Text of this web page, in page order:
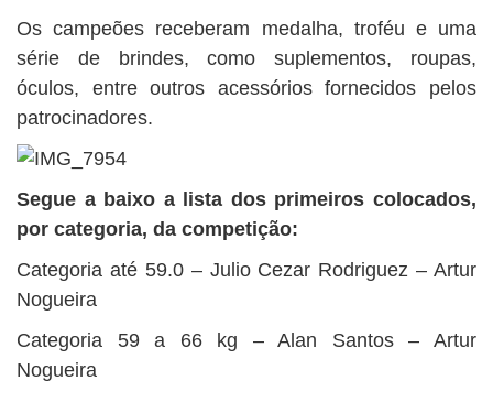
Os campeões receberam medalha, troféu e uma
série de brindes, como suplementos, roupas,
óculos, entre outros acessórios fornecidos pelos
patrocinadores.
Segue a baixo a lista dos primeiros colocados,
por categoria, da competição:
Categoria até 59.0 – Julio Cezar Rodriguez – Artur
Nogueira
Categoria 59 a 66 kg – Alan Santos – Artur
Nogueira